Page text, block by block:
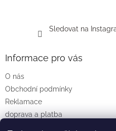
Sledovat na
Informace pro vás
O nás
Obchodní podmínky
Reklamace
doprava a platba